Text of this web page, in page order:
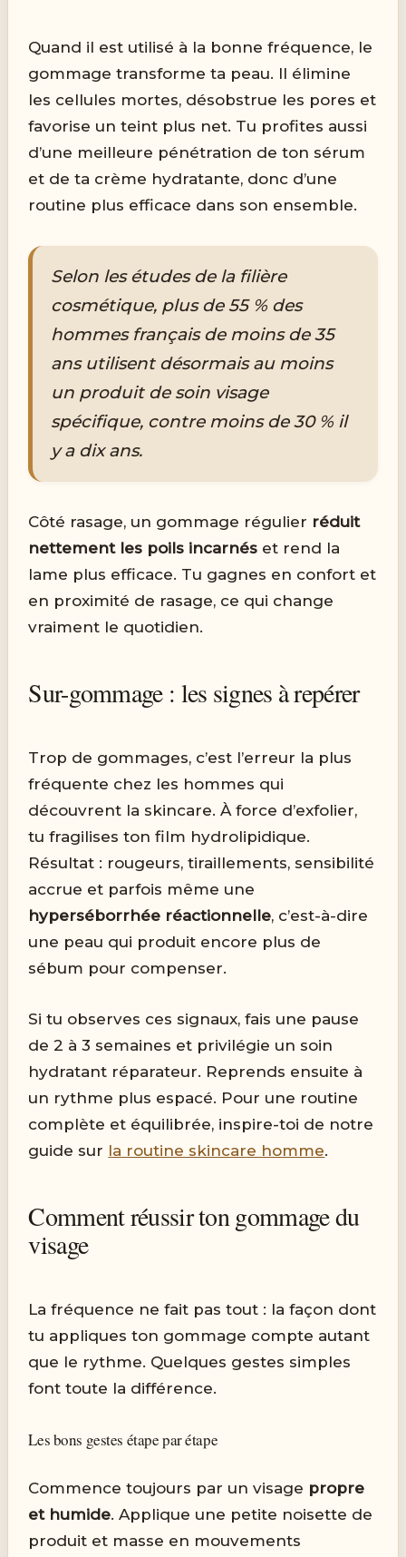
Quand il est utilisé à la bonne fréquence, le
gommage transforme ta peau. Il élimine
les cellules mortes, désobstrue les pores et
favorise un teint plus net. Tu profites aussi
d’une meilleure pénétration de ton sérum
et de ta crème hydratante, donc d’une
routine plus efficace dans son ensemble.
Selon les études de la filière
cosmétique, plus de 55 % des
hommes français de moins de 35
ans utilisent désormais au moins
un produit de soin visage
spécifique, contre moins de 30 % il
y a dix ans.
Côté rasage, un gommage régulier réduit
nettement les poils incarnés et rend la
lame plus efficace. Tu gagnes en confort et
en proximité de rasage, ce qui change
vraiment le quotidien.
Sur-gommage : les signes à repérer
Trop de gommages, c’est l’erreur la plus
fréquente chez les hommes qui
découvrent la skincare. À force d’exfolier,
tu fragilises ton film hydrolipidique.
Résultat : rougeurs, tiraillements, sensibilité
accrue et parfois même une
hyperséborrhée réactionnelle, c’est-à-dire
une peau qui produit encore plus de
sébum pour compenser.
Si tu observes ces signaux, fais une pause
de 2 à 3 semaines et privilégie un soin
hydratant réparateur. Reprends ensuite à
un rythme plus espacé. Pour une routine
complète et équilibrée, inspire-toi de notre
guide sur la routine skincare homme.
Comment réussir ton gommage du
visage
La fréquence ne fait pas tout : la façon dont
tu appliques ton gommage compte autant
que le rythme. Quelques gestes simples
font toute la différence.
Les bons gestes étape par étape
Commence toujours par un visage propre
et humide. Applique une petite noisette de
produit et masse en mouvements